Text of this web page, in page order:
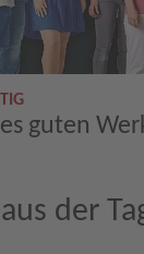
guten
der